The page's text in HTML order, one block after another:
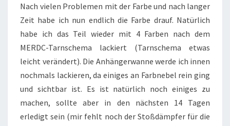
ARMY
IST
FAST
FERTIG
Nach vielen Problemen mit der Farbe und nach langer
Zeit habe ich nun endlich die Farbe drauf. Natürlich
habe ich das Teil wieder mit 4 Farben nach dem
MERDC-Tarnschema lackiert (Tarnschema etwas
leicht verändert). Die Anhängerwanne werde ich innen
nochmals lackieren, da einiges an Farbnebel rein ging
und sichtbar ist. Es ist natürlich noch einiges zu
machen, sollte aber in den nächsten 14 Tagen
erledigt sein (mir fehlt noch der Stoßdämpfer für die